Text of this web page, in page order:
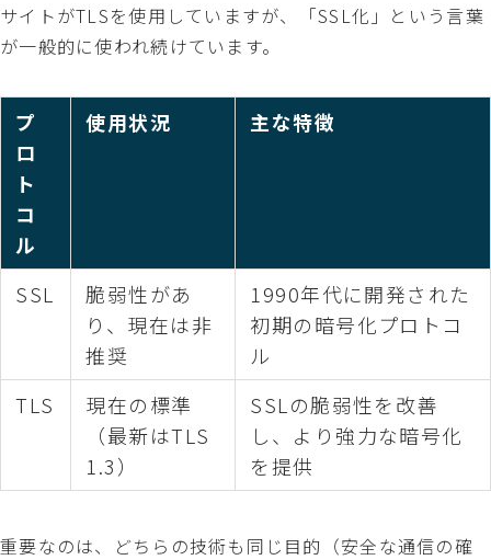
サイトがTLSを使用していますが、「SSL化」という言葉
が一般的に使われ続けています。
プ
ロ
ト
コ
ル
使用状況 主な特徴
SSL
脆弱性があ
り、現在は非
推奨
1990年代に開発された
初期の暗号化プロトコ
ル
TLS
現在の標準
（最新はTLS
1.3）
SSLの脆弱性を改善
し、より強力な暗号化
を提供
重要なのは、どちらの技術も同じ目的（安全な通信の確